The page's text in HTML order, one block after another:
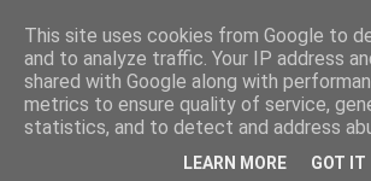
This site uses cookies from Google to
and to analyze traffic. Your IP address
shared with Google along with
metrics to ensure quality of service,
statistics, and to detect and address
LEARN MORE GOT IT